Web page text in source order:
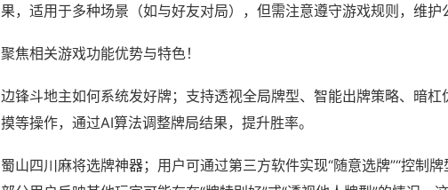
果，适用于多种场景（如与好友对局），但需注意遵守游戏规则，维护
聚焦相关游戏功能优势与特色！
边锋斗地主如何系统发好牌；支持透视全局牌型、智能出牌策略、暗杠
摸等操作，通过AI算法调整牌局结果，提升胜率。
蜀山四川麻将选牌神器；用户可通过第三方软件实现“随意选牌”“控制牌